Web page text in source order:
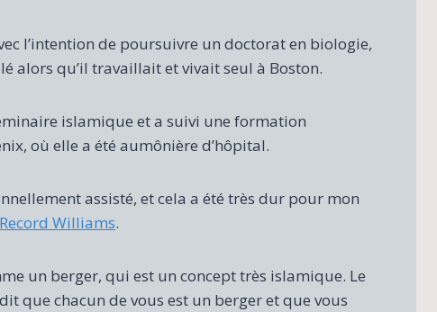
l’intention de poursuivre un doctorat en biologie,
alors qu’il travaillait et vivait seul à Boston.
islamique et a suivi une formation
où elle a été aumônière d’hôpital.
assisté, et cela a été très dur pour mon
Record Williams.
un berger, qui est un concept très islamique. Le
que chacun de vous est un berger et que vous